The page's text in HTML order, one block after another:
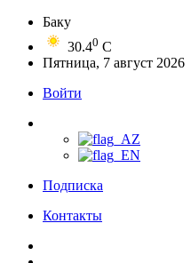
Баку
30.40 C
Пятница, 7 август 2026
Войти
Подписка
Контакты